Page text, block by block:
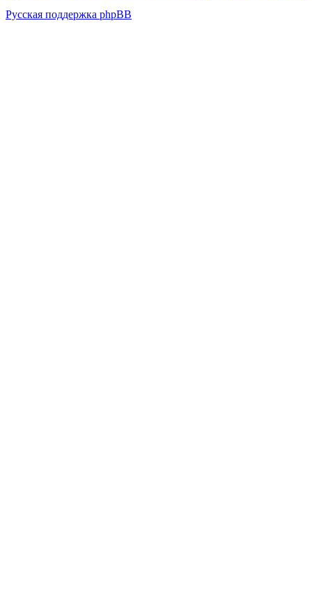
Русская поддержка phpBB